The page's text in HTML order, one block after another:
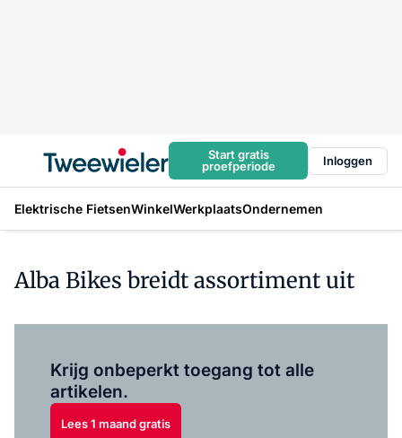
Start gratis
proefperiode
Inloggen
Elektrische FietsenWinkelWerkplaatsOndernemen
Alba Bikes breidt assortiment uit
Krijg onbeperkt toegang tot alle
artikelen.
Lees 1 maand gratis